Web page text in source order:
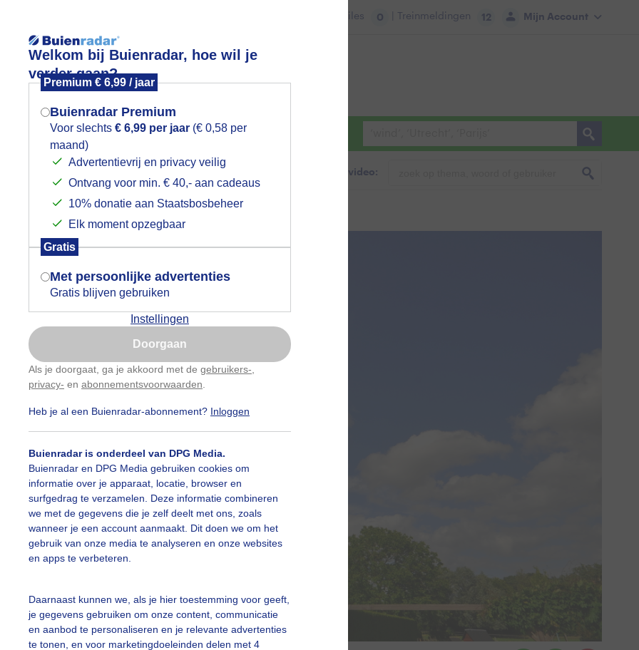
Welkom bij Buienradar, hoe wil je
verder gaan?
Premium € 6,99 / jaar
Buienradar Premium
Voor slechts € 6,99 per jaar (€ 0,58 per
maand)
Advertentievrij en privacy veilig
Ontvang voor min. € 40,- aan cadeaus
10% donatie aan Staatsbosbeheer
Elk moment opzegbaar
Gratis
Met persoonlijke advertenties
Gratis blijven gebruiken
Instellingen
Doorgaan
Als je doorgaat, ga je akkoord met de gebruikers-
privacy- en abonnementsvoorwaarden
Heb je al een Buienradar-abonnement? Inloggen
Buienradar is onderdeel van DPG Media.
Buienradar en DPG Media gebruiken cookies om
informatie over je apparaat, locatie, browser en
surfgedrag te verzamelen. Deze informatie combineren
we met de gegevens die je zelf deelt met ons, zoals
wanneer je een account aanmaakt. Dit doen we om het
gebruik van onze media te analyseren en onze websites
en apps te verbeteren.
Daarnaast kunnen we, als je hier toestemming voor geeft,
je gegevens gebruiken om onze content, communicatie
en aanbod te personaliseren en je relevante advertenties
te tonen, en voor marketingdoeleinden delen met 4
Mijn Account
Files 0 | Treinmeldingen 12
Foto en video Weerzine
Zoeken in foto & video:
Mogen we je locatie gebruiken voor
het weer?
Indien je hier nog geen akkoord op hebt
gegeven, verschijnt er zo een pop-up uit
je browser waarin deze toestemming
gevraagd wordt.
Is goed, toon de popup
Nu niet, misschien later
Gebruik je Safari en wil je niet elke dag deze pop-up
Klikhierom dit aan te passen